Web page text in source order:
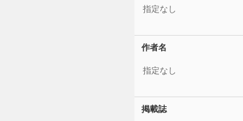
指定なし
作者名
指定なし
掲載誌